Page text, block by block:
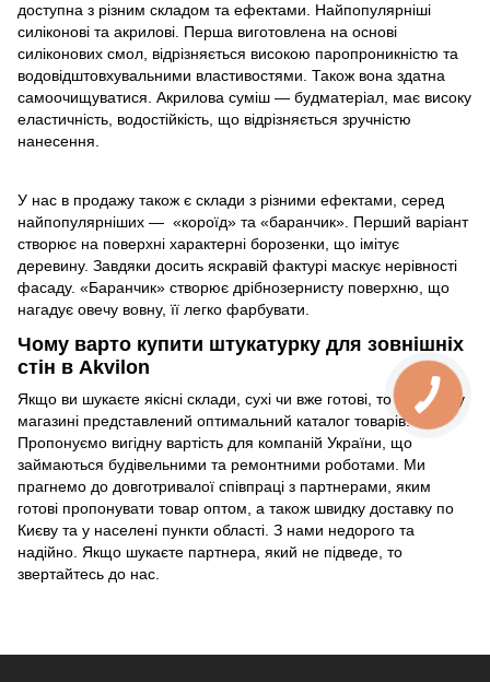
доступна з різним складом та ефектами. Найпопулярніші
силіконові та акрилові. Перша виготовлена ​​на основі
силіконових смол, відрізняється високою паропроникністю та
водовідштовхувальними властивостями. Також вона здатна
самоочищуватися. Акрилова суміш — будматеріал, має високу
еластичність, водостійкість, що відрізняється зручністю
нанесення.
У нас в продажу також є склади з різними ефектами, серед
найпопулярніших — «короїд» та «баранчик». Перший варіант
створює на поверхні характерні борозенки, що імітує
деревину. Завдяки досить яскравій фактурі маскує нерівності
фасаду. «Баранчик» створює дрібнозернисту поверхню, що
нагадує овечу вовну, її легко фарбувати.
Чому варто купити штукатурку для зовнішніх
стін в Akvilon
Якщо ви шукаєте якісні склади, сухі чи вже готові, то в нашому
магазині представлений оптимальний каталог товарів.
Пропонуємо вигідну вартість для компаній України, що
займаються будівельними та ремонтними роботами. Ми
прагнемо до довготривалої співпраці з партнерами, яким
готові пропонувати товар оптом, а також швидку доставку по
Києву та у населені пункти області. З нами недорого та
надійно. Якщо шукаєте партнера, який не підведе, то
звертайтесь до нас.